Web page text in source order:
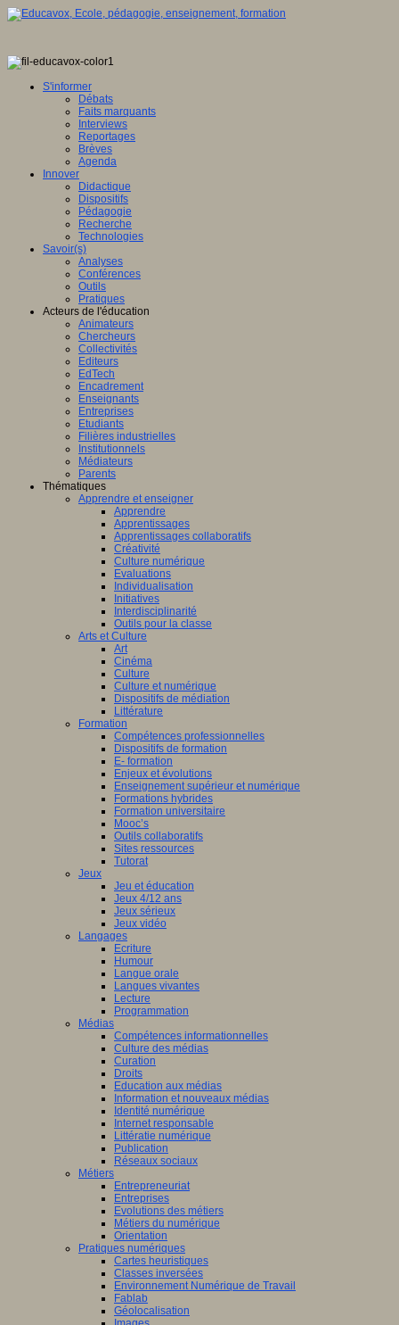
S'informer
Débats
Faits marquants
Interviews
Reportages
Brèves
Agenda
Innover
Didactique
Dispositifs
Pédagogie
Recherche
Technologies
Savoir(s)
Analyses
Conférences
Outils
Pratiques
Acteurs de l'éducation
Animateurs
Chercheurs
Collectivités
Editeurs
EdTech
Encadrement
Enseignants
Entreprises
Etudiants
Filières industrielles
Institutionnels
Médiateurs
Parents
Thématiques
Apprendre et enseigner
Apprendre
Apprentissages
Apprentissages collaboratifs
Créativité
Culture numérique
Evaluations
Individualisation
Initiatives
Interdisciplinarité
Outils pour la classe
Arts et Culture
Art
Cinéma
Culture
Culture et numérique
Dispositifs de médiation
Littérature
Formation
Compétences professionnelles
Dispositifs de formation
E- formation
Enjeux et évolutions
Enseignement supérieur et numérique
Formations hybrides
Formation universitaire
Mooc’s
Outils collaboratifs
Sites ressources
Tutorat
Jeux
Jeu et éducation
Jeux 4/12 ans
Jeux sérieux
Jeux vidéo
Langages
Ecriture
Humour
Langue orale
Langues vivantes
Lecture
Programmation
Médias
Compétences informationnelles
Culture des médias
Curation
Droits
Education aux médias
Information et nouveaux médias
Identité numérique
Internet responsable
Littératie numérique
Publication
Réseaux sociaux
Métiers
Entrepreneuriat
Entreprises
Evolutions des métiers
Métiers du numérique
Orientation
Pratiques numériques
Cartes heuristiques
Classes inversées
Environnement Numérique de Travail
Fablab
Géolocalisation